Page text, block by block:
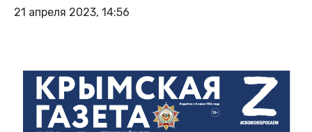
21 апреля 2023, 14:56